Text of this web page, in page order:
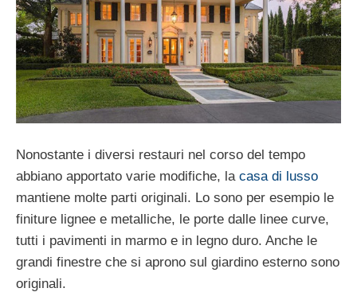
Nonostante i diversi restauri nel corso del tempo
abbiano apportato varie modifiche, la casa di lusso
mantiene molte parti originali. Lo sono per esempio le
finiture lignee e metalliche, le porte dalle linee curve,
tutti i pavimenti in marmo e in legno duro. Anche le
grandi finestre che si aprono sul giardino esterno sono
originali.